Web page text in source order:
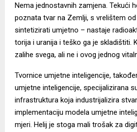
Nema jednostavnih zamjena. Tekući
poznata tvar na Zemlji, s vrelištem
sintetizirati umjetno – nastaje
torija i uranija i teško ga je skladištiti.
zalihe svega, ali ne i ovog jednog
Tvornice umjetne inteligencije,
umjetne inteligencije, specijalizirana
infrastruktura koja industrijalizira
implementaciju modela umjetne
mjeri. Helij je stoga mali trošak za